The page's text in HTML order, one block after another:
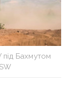
Бахмутом